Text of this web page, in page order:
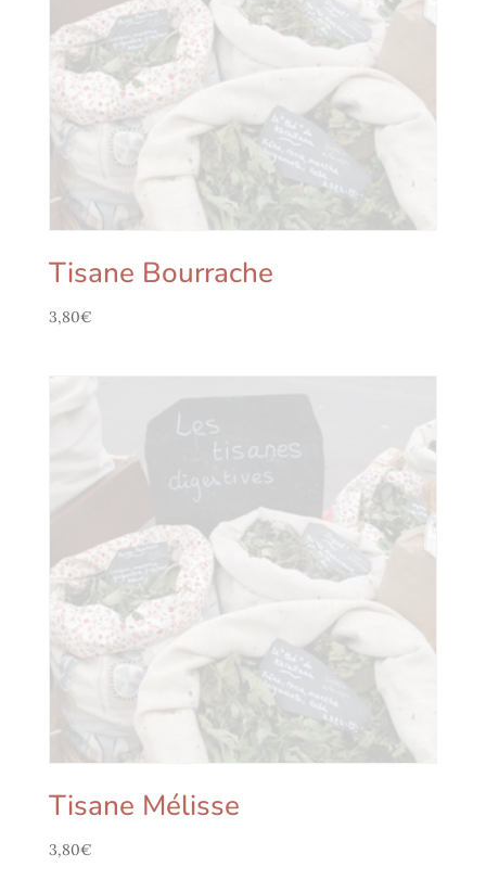
Tisane Bourrache
3,80€
Tisane Mélisse
3,80€